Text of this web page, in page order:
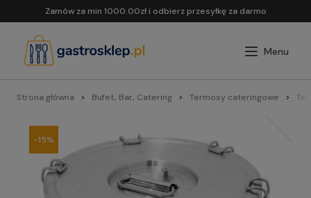
Zamów za min 1000.00zł i odbierz przesyłkę za darmo
Strona główna Bufet, Bar, Catering Termosy cateringowe
-15%